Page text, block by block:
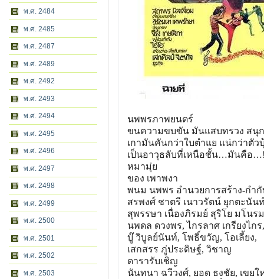
พ.ศ. 2484
พ.ศ. 2485
พ.ศ. 2487
พ.ศ. 2489
พ.ศ. 2492
พ.ศ. 2493
พ.ศ. 2494
พ.ศ. 2495
พ.ศ. 2496
พ.ศ. 2497
พ.ศ. 2498
พ.ศ. 2499
พ.ศ. 2500
พ.ศ. 2501
พ.ศ. 2502
พ.ศ. 2503
นพพรภาพยนตร์
ขนความขบขัน มันแสบทรวง สนุ
เกามันคันกว่าใบตำแย แน่กว่าตัว
เป็นอาวุธลับที่เหนือชั้น…มันคือ
หมามุ่ย
ของ เพาพงา
พนม นพพร อำนวยการสร้าง-กำ
สรพงศ์ ชาตรี เนาวรัตน์ ยุกตะนัน
สุพรรษา เนื่องภิรมย์ สุริโย มโนร
นพดล ดวงพร, ไกรลาศ เกรียงไ
บู๊ วิบูลย์นันท์, โพธิ์ขวัญ, โอเลี้ยง,
เสกสรร ภู่ประดิษฐ์, วิชาญ
ดารารับเชิญ
นันทนา ฉวีวงศ์, ยอด ธงชัย, เขยใ